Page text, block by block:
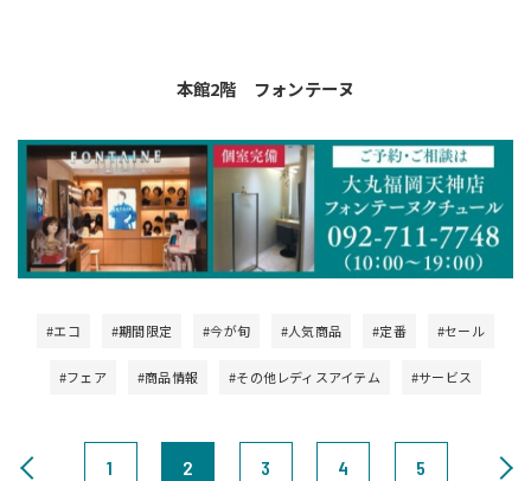
本館2階 フォンテーヌ
#エコ #期間限定 #今が旬 #人気商品 #定番 #セール
#フェア #商品情報 #その他レディスアイテム #サービス
1 2 3 4 5